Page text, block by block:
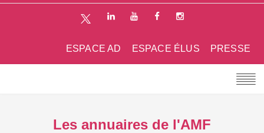
PRESSE
ESPACE ÉLUS
ESPACE AD
Les annuaires de l'AMF